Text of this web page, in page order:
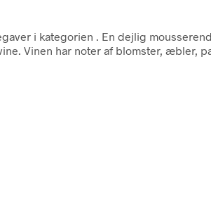
i kategorien
. En dejlig
Vinen har noter af blomster,